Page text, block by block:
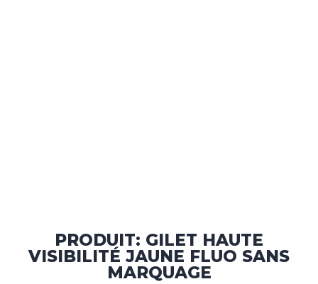
PRODUIT: GILET HAUTE
VISIBILITÉ JAUNE FLUO SANS
MARQUAGE